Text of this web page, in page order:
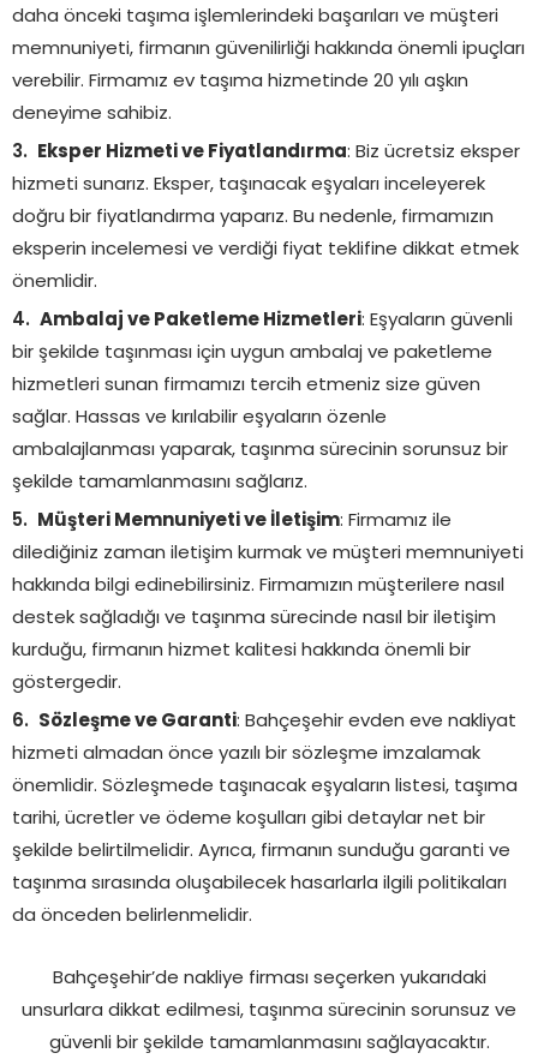
daha önceki taşıma işlemlerindeki başarıları ve müşteri
memnuniyeti, firmanın güvenilirliği hakkında önemli ipuçları
verebilir. Firmamız ev taşıma hizmetinde 20 yılı aşkın
deneyime sahibiz.
Eksper Hizmeti ve Fiyatlandırma: Biz ücretsiz eksper
hizmeti sunarız. Eksper, taşınacak eşyaları inceleyerek
doğru bir fiyatlandırma yaparız. Bu nedenle, firmamızın
eksperin incelemesi ve verdiği fiyat teklifine dikkat etmek
önemlidir.
Ambalaj ve Paketleme Hizmetleri: Eşyaların güvenli
bir şekilde taşınması için uygun ambalaj ve paketleme
hizmetleri sunan firmamızı tercih etmeniz size güven
sağlar. Hassas ve kırılabilir eşyaların özenle
ambalajlanması yaparak, taşınma sürecinin sorunsuz bir
şekilde tamamlanmasını sağlarız.
Müşteri Memnuniyeti ve İletişim: Firmamız ile
dilediğiniz zaman iletişim kurmak ve müşteri memnuniyeti
hakkında bilgi edinebilirsiniz. Firmamızın müşterilere nasıl
destek sağladığı ve taşınma sürecinde nasıl bir iletişim
kurduğu, firmanın hizmet kalitesi hakkında önemli bir
göstergedir.
Sözleşme ve Garanti: Bahçeşehir evden eve nakliyat
hizmeti almadan önce yazılı bir sözleşme imzalamak
önemlidir. Sözleşmede taşınacak eşyaların listesi, taşıma
tarihi, ücretler ve ödeme koşulları gibi detaylar net bir
şekilde belirtilmelidir. Ayrıca, firmanın sunduğu garanti ve
taşınma sırasında oluşabilecek hasarlarla ilgili politikaları
da önceden belirlenmelidir.
Bahçeşehir’de nakliye firması seçerken yukarıdaki
unsurlara dikkat edilmesi, taşınma sürecinin sorunsuz ve
güvenli bir şekilde tamamlanmasını sağlayacaktır.